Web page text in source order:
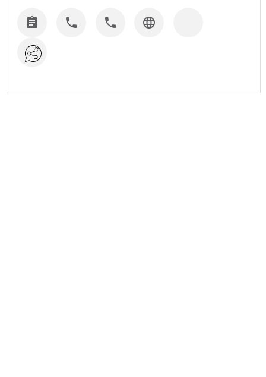
   